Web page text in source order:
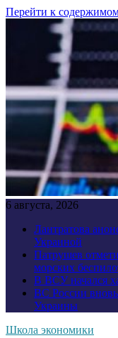
Перейти к
6 августа, 2026
Лантратова
Украиной
Патрушев
морских
В ВСУ начался
ВС России
Украины
Школа экономики